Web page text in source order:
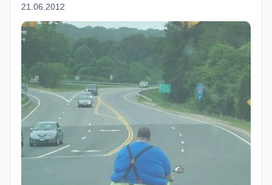
21.06.2012